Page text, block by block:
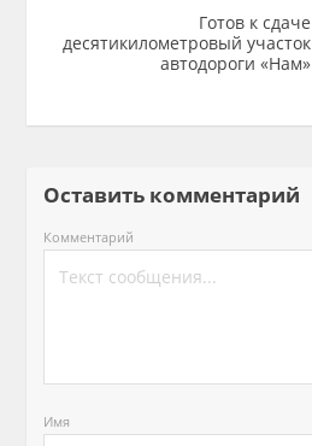
Готов к сдаче
десятикилометровый участок
автодороги «Нам»
Оставить комментарий
Комментарий
Имя